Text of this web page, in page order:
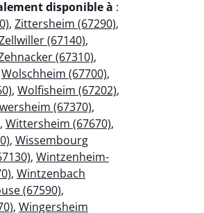
disponible à :
, Zittersheim (67290),
(67140),
(67310),
Wolschheim (67700),
, Wolfisheim (67202),
(67370),
, Wittersheim (67670),
, Wissembourg
, Wintzenheim-
, Wintzenbach
(67590),
, Wingersheim